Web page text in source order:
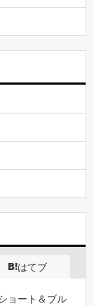
はてブ
ョート＆ブル